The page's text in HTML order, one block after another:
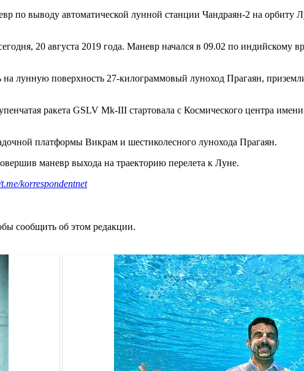
по выводу автоматической лунной станции Чандраян-2 на орбиту
20 августа 2019 года. Маневр начался в 09.02 по индийскому
лунную поверхность 27-килограммовый луноход Прагаян,
ракета GSLV Mk-III стартовала с Космического центра
платформы Викрам и шестиколесного лунохода Прагаян.
маневр выхода на траекторию перелета к Луне.
korrespondentnet
сообщить об этом редакции.